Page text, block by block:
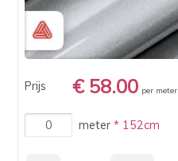
Prijs € 58.00 per meter
meter* 152cm